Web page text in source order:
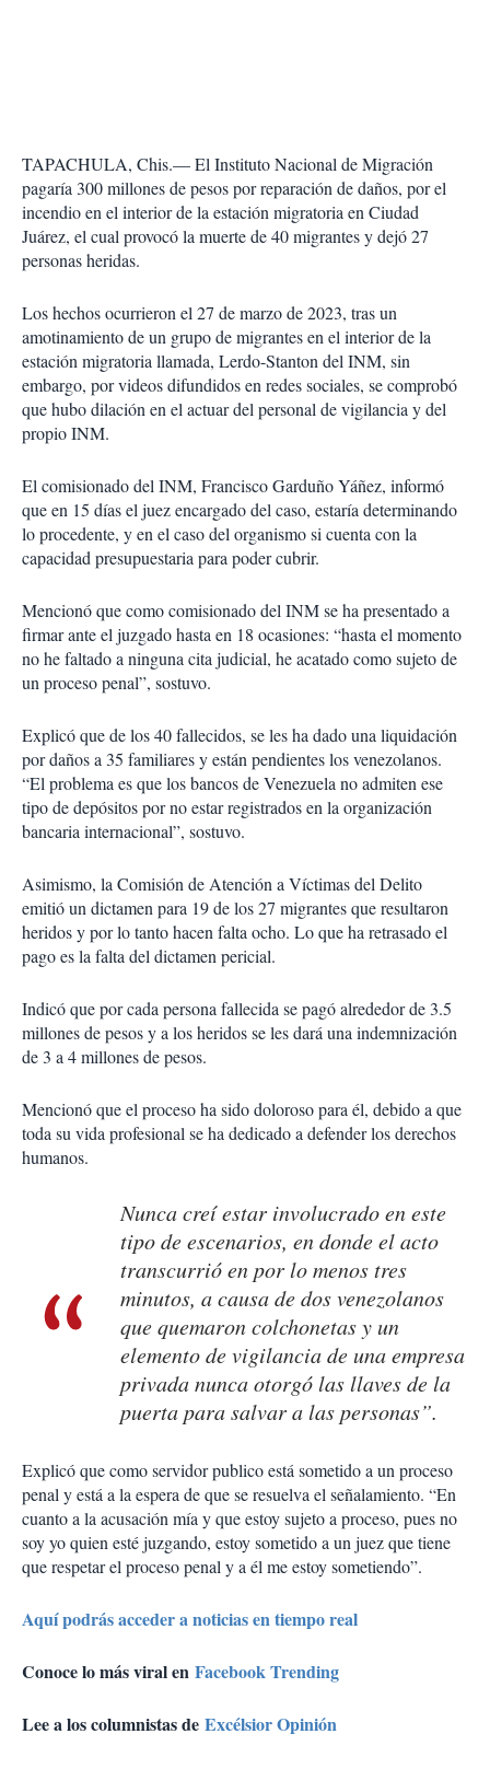
TAPACHULA, Chis.— El Instituto Nacional de Migración
pagaría 300 millones de pesos por reparación de daños, por el
incendio en el interior de la estación migratoria en Ciudad
Juárez, el cual provocó la muerte de 40 migrantes y dejó 27
personas heridas.
Los hechos ocurrieron el 27 de marzo de 2023, tras un
amotinamiento de un grupo de migrantes en el interior de la
estación migratoria llamada, Lerdo-Stanton del INM, sin
embargo, por videos difundidos en redes sociales, se comprobó
que hubo dilación en el actuar del personal de vigilancia y del
propio INM.
El comisionado del INM, Francisco Garduño Yáñez, informó
que en 15 días el juez encargado del caso, estaría determinando
lo procedente, y en el caso del organismo si cuenta con la
capacidad presupuestaria para poder cubrir.
Mencionó que como comisionado del INM se ha presentado a
firmar ante el juzgado hasta en 18 ocasiones: “hasta el momento
no he faltado a ninguna cita judicial, he acatado como sujeto de
un proceso penal”, sostuvo.
Explicó que de los 40 fallecidos, se les ha dado una liquidación
por daños a 35 familiares y están pendientes los venezolanos.
“El problema es que los bancos de Venezuela no admiten ese
tipo de depósitos por no estar registrados en la organización
bancaria internacional”, sostuvo.
Asimismo, la Comisión de Atención a Víctimas del Delito
emitió un dictamen para 19 de los 27 migrantes que resultaron
heridos y por lo tanto hacen falta ocho. Lo que ha retrasado el
pago es la falta del dictamen pericial.
Indicó que por cada persona fallecida se pagó alrededor de 3.5
millones de pesos y a los heridos se les dará una indemnización
de 3 a 4 millones de pesos.
Mencionó que el proceso ha sido doloroso para él, debido a que
toda su vida profesional se ha dedicado a defender los derechos
humanos.
Nunca creí estar involucrado en este
tipo de escenarios, en donde el acto
transcurrió en por lo menos tres
minutos, a causa de dos venezolanos
que quemaron colchonetas y un
elemento de vigilancia de una empresa
privada nunca otorgó las llaves de la
puerta para salvar a las personas”.
Explicó que como servidor publico está sometido a un proceso
penal y está a la espera de que se resuelva el señalamiento. “En
cuanto a la acusación mía y que estoy sujeto a proceso, pues no
soy yo quien esté juzgando, estoy sometido a un juez que tiene
que respetar el proceso penal y a él me estoy sometiendo”.
Aquí podrás acceder a noticias en tiempo real
Conoce lo más viral en Facebook Trending
Lee a los columnistas de Excélsior Opinión